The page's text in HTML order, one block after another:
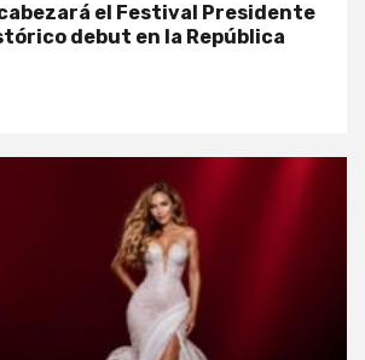
el Festival Presidente
debut en la República